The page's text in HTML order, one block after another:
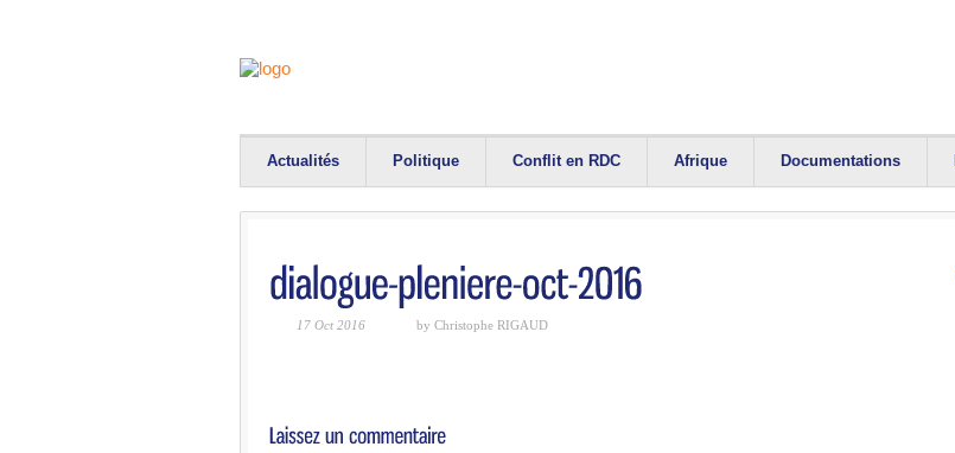
Actualités Politique Conflit en RDC Afrique Documentations
17 Oct 2016 by Christophe RIGAUD